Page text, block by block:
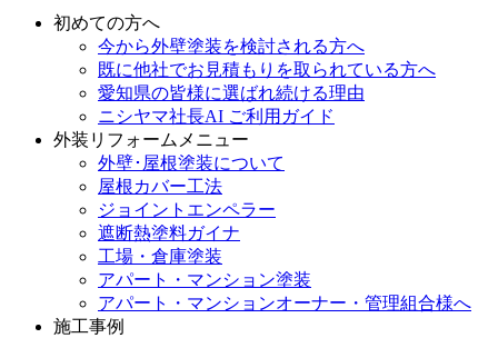
初めての方へ
今から外壁塗装を検討される方へ
既に他社でお見積もりを取られている方へ
愛知県の皆様に選ばれ続ける理由
ニシヤマ社長AI ご利用ガイド
外装リフォームメニュー
外壁･屋根塗装について
屋根カバー工法
ジョイントエンペラー
遮断熱塗料ガイナ
工場・倉庫塗装
アパート・マンション塗装
アパート・マンションオーナー・管理組合様へ
施工事例